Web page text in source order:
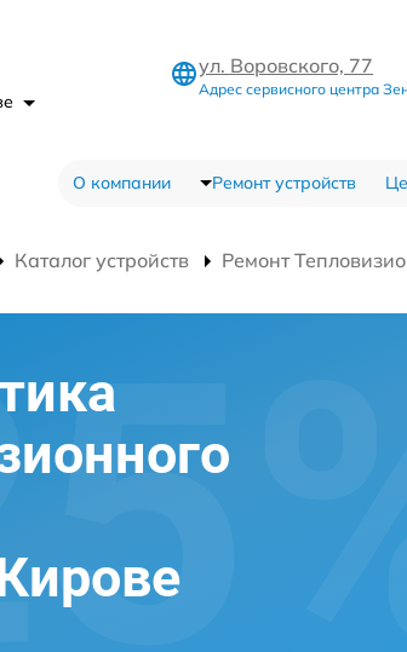
ул. Воровского, 77
Адрес сервисного центра
О компании Ремонт устройств
Каталог устройств Ремонт